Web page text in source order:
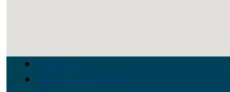
Главная
Война на Украине